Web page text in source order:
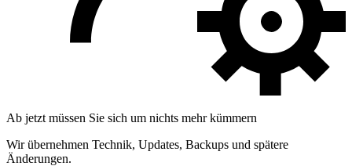
Ab jetzt müssen Sie sich um nichts mehr kümmern
Wir übernehmen Technik, Updates, Backups und spätere
Änderungen.